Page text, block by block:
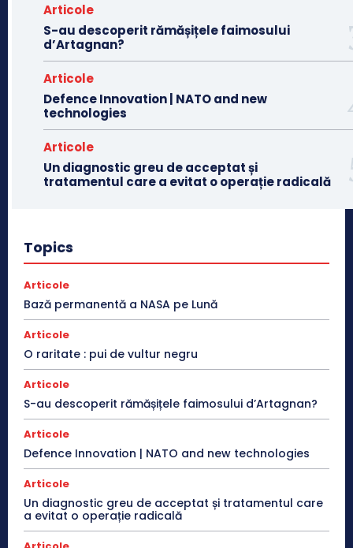
Articole
S-au descoperit rămășițele faimosului
d’Artagnan?
Articole
Defence Innovation | NATO and new
technologies
Articole
Un diagnostic greu de acceptat și
tratamentul care a evitat o operație radicală
Topics
Articole
Bază permanentă a NASA pe Lună
Articole
O raritate : pui de vultur negru
Articole
S-au descoperit rămășițele faimosului d’Artagnan?
Articole
Defence Innovation | NATO and new technologies
Articole
Un diagnostic greu de acceptat și tratamentul care
a evitat o operație radicală